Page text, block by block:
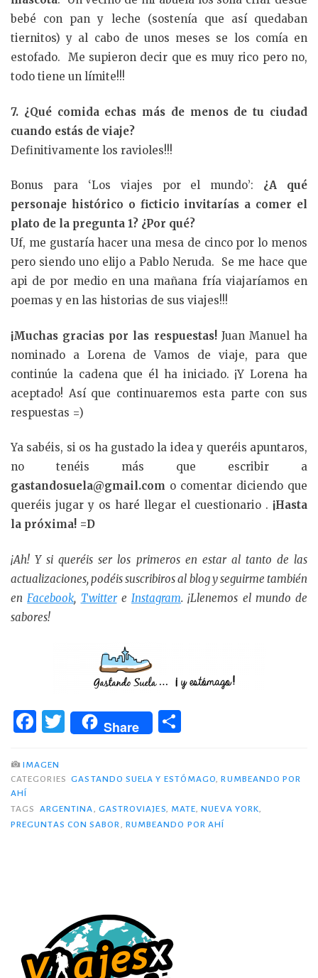
bebé con pan y leche (sostenía que así quedaban
tiernitos) y al cabo de unos meses se los comía en
estofado. Me supieron decir que es muy rico pero no,
todo tiene un límite!!!
7. ¿Qué comida echas más de menos de tu ciudad
cuando estás de viaje?
Definitivamente los ravioles!!!
Bonus para ‘Los viajes por el mundo’: ¿A qué
personaje histórico o ficticio invitarías a comer el
plato de la pregunta 1? ¿Por qué?
Uf, me gustaría hacer una mesa de cinco por lo menos
pero siendo uno elijo a Pablo Neruda. Se me hace que
api de por medio en una mañana fría viajaríamos en
poemas y en las historias de sus viajes!!!
¡Muchas gracias por las respuestas!Juan Manuel ha
nominado a Lorena de Vamos de viaje, para que
continúe la cadena que él ha iniciado. ¡Y Lorena ha
aceptado! Así que continuaremos esta parte con sus
respuestas =)
Ya sabéis, si os ha gustado la idea y queréis apuntaros,
no tenéis más que escribir a
gastandosuela@gmail.com o comentar diciendo que
queréis jugar y os haré llegar el cuestionario . ¡Hasta
la próxima! =D
¡Ah! Y si queréis ser los primeros en estar al tanto de las
actualizaciones, podéis suscribiros al blog y seguirme también
en Facebook, Twittere Instagram. ¡Llenemos el mundo de
sabores!
F
c
e
b
o
T
w
te
r
Share
m
p
ar
ti
IMAGEN
CATEGORIES GASTANDO SUELA Y ESTÓMAGO ,RUMBEANDO POR
AHÍ
TAGS
ARGENTINA GASTROVIAJES MATE ,NUEVA YORK
PREGUNTAS CON SABOR
RUMBEANDO POR AHÍ